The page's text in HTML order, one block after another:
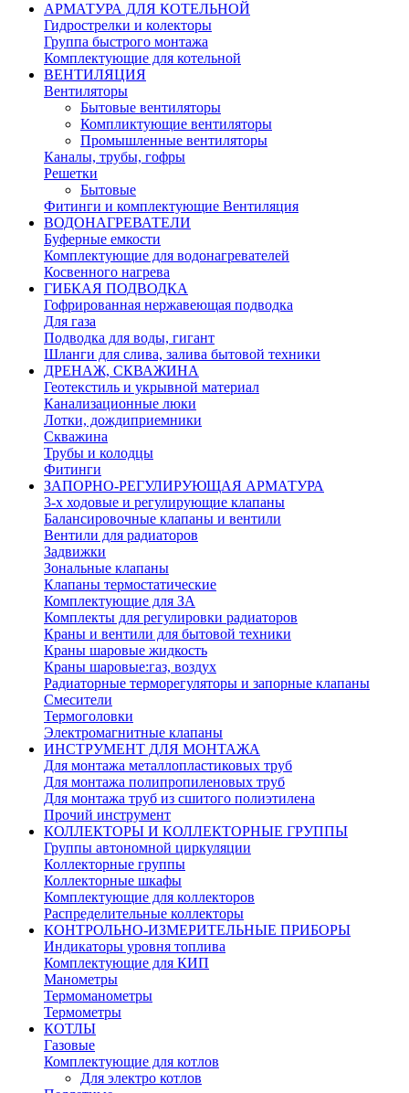
АРМАТУРА ДЛЯ КОТЕЛЬНОЙ
Гидрострелки и колекторы
Группа быстрого монтажа
Комплектующие для котельной
ВЕНТИЛЯЦИЯ
Вентиляторы
Бытовые вентиляторы
Компликтующие вентиляторы
Промышленные вентиляторы
Каналы, трубы, гофры
Решетки
Бытовые
Фитинги и комплектующие Вентиляция
ВОДОНАГРЕВАТЕЛИ
Буферные емкости
Комплектующие для водонагревателей
Косвенного нагрева
ГИБКАЯ ПОДВОДКА
Гофрированная нержавеющая подводка
Для газа
Подводка для воды, гигант
Шланги для слива, залива бытовой техники
ДРЕНАЖ, СКВАЖИНА
Геотекстиль и укрывной материал
Канализационные люки
Лотки, дождиприемники
Скважина
Трубы и колодцы
Фитинги
ЗАПОРНО-РЕГУЛИРУЮЩАЯ АРМАТУРА
3-х ходовые и регулирующие клапаны
Балансировочные клапаны и вентили
Вентили для радиаторов
Задвижки
Зональные клапаны
Клапаны термостатические
Комплектующие для ЗА
Комплекты для регулировки радиаторов
Краны и вентили для бытовой техники
Краны шаровые жидкость
Краны шаровые:газ, воздух
Радиаторные терморегуляторы и запорные клапаны
Смесители
Термоголовки
Электромагнитные клапаны
ИНСТРУМЕНТ ДЛЯ МОНТАЖА
Для монтажа металлопластиковых труб
Для монтажа полипропиленовых труб
Для монтажа труб из сшитого полиэтилена
Прочий инструмент
КОЛЛЕКТОРЫ И КОЛЛЕКТОРНЫЕ ГРУППЫ
Группы автономной циркуляции
Коллекторные группы
Коллекторные шкафы
Комплектующие для коллекторов
Распределительные коллекторы
КОНТРОЛЬНО-ИЗМЕРИТЕЛЬНЫЕ ПРИБОРЫ
Индикаторы уровня топлива
Комплектующие для КИП
Манометры
Термоманометры
Термометры
КОТЛЫ
Газовые
Комплектующие для котлов
Для электро котлов